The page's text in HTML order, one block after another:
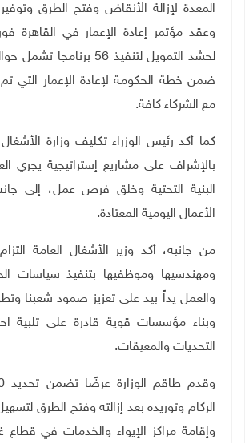
المعدة لإزالة الأنقاض وفتح الطرق
وعقد مؤتمر إعادة الإعمار في القاهرة
ضمن خطة الحكومة لإعادة الإعمار التي تم
مع الشركاء كافة.
كما أكد رئيس الوزراء تكليف وزارة
بالإشراف على مشاريع إستراتيجية يجري
البنية التحتية وخلق فرص عمل، إلى
الأعمال اليومية المعتادة.
من جانبه، أكد وزير الأشغال العامة التزام
ومهندسيها وموظفيها بتنفيذ سياسات
والعمل يداً بيد على تعزيز صمود شعبنا
وبناء مؤسسات قوية قادرة على تلبية
التحديات والمعيقات.
الركام وتوريده بعد إزالته وفتح الطرق
وإقامة مراكز الإيواء والخدمات في قطاع